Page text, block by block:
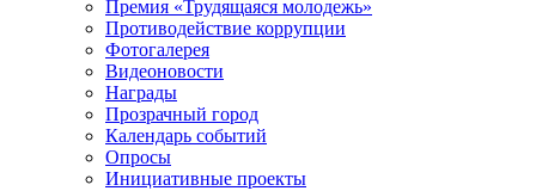
Премия «Трудящаяся молодежь»
Противодействие коррупции
Фотогалерея
Видеоновости
Награды
Прозрачный город
Календарь событий
Опросы
Инициативные проекты